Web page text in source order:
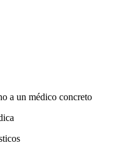
a un médico concreto